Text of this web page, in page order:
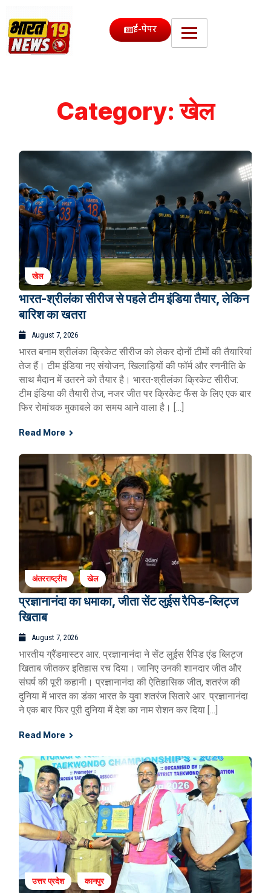
ई-पेपर
Category:खेल
खेल
भारत-श्रीलंका सीरीज से पहले टीम इंडिया तैयार, लेकिन
बारिश का खतरा
August 7, 2026
भारत बनाम श्रीलंका क्रिकेट सीरीज को लेकर दोनों टीमों की तैयारियां
तेज हैं। टीम इंडिया नए संयोजन, खिलाड़ियों की फॉर्म और रणनीति के
साथ मैदान में उतरने को तैयार है। भारत-श्रीलंका क्रिकेट सीरीज:
टीम इंडिया की तैयारी तेज, नजर जीत पर क्रिकेट फैंस के लिए एक बार
फिर रोमांचक मुकाबले का समय आने वाला है। […]
Read More
अंतरराष्ट्रीय खेल
प्रज्ञानानंदा का धमाका, जीता सेंट लुईस रैपिड-ब्लिट्ज
खिताब
August 7, 2026
भारतीय ग्रैंडमास्टर आर. प्रज्ञानानंदा ने सेंट लुईस रैपिड एंड ब्लिट्ज
खिताब जीतकर इतिहास रच दिया। जानिए उनकी शानदार जीत और
संघर्ष की पूरी कहानी। प्रज्ञानानंदा की ऐतिहासिक जीत, शतरंज की
दुनिया में भारत का डंका भारत के युवा शतरंज सितारे आर. प्रज्ञानानंदा
ने एक बार फिर पूरी दुनिया में देश का नाम रोशन कर दिया […]
Read More
उत्तर प्रदेश कानपुर